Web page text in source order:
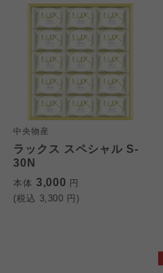
中央物産
ラックス スペシャル S-
30N
本体 3,000 円
(税込 3,300 円)